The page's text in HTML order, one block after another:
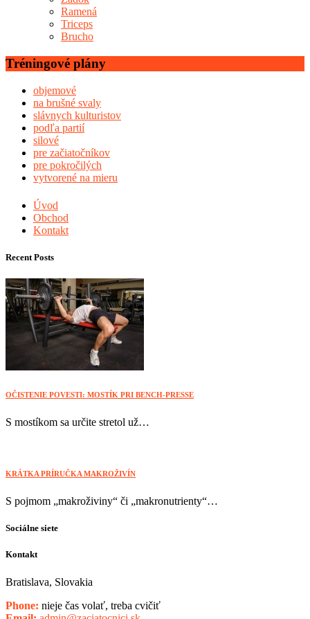
Ramená
Triceps
Brucho
Tréningové plány
objemové
na brušné svaly
slávnych kulturistov
podľa partií
silové
pre začiatočníkov
pre pokročilých
vytvorené na mieru
Úvod
Obchod
Kontakt
Recent Posts
OČISTENIE POVESTI: MOSTÍK PRI BENCH-PRESSE
S mostíkom sa určite stretol už…
KRÁTKA PRÍRUČKA MAKROŽIVÍN
S pojmom „makroživiny“ či „makronutrienty“…
Sociálne siete
Kontakt
Bratislava, Slovakia
Phone: nieje čas volať, treba cvičiť